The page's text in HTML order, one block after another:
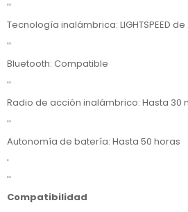
''
Tecnología inalámbrica: LIGHTSPEED de
''
Bluetooth: Compatible
''
Radio de acción inalámbrico: Hasta 30
''
Autonomía de batería: Hasta 50 horas
'
''
Compatibilidad